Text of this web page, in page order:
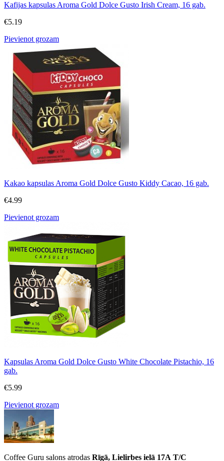
Kafijas kapsulas Aroma Gold Dolce Gusto Irish Cream, 16 gab.
€5.19
Pievienot grozam
Kakao kapsulas Aroma Gold Dolce Gusto Kiddy Cacao, 16 gab.
€4.99
Pievienot grozam
Kapsulas Aroma Gold Dolce Gusto White Chocolate Pistachio, 16
gab.
€5.99
Pievienot grozam
Coffee Guru salons atrodas Rīgā, Lielirbes ielā 17A T/C